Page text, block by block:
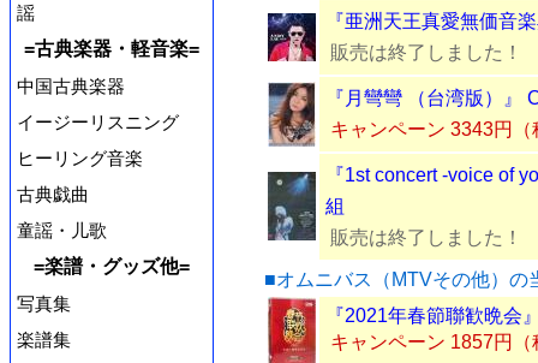
謡
=古典楽器・軽音楽=
中国古典楽器
イージーリスニング
ヒーリング音楽
古典戯曲
童謡・儿歌
=楽譜・グッズ他=
写真集
楽譜集
『亜洲天王真愛無価音
販売は終了しました！
『月彎彎 （台湾版）』
キャンペーン 3343円（
『1st concert -voice of
組
販売は終了しました！
■オムニバス（MTVその他）の
『2021年春節聯歓晩会
キャンペーン 1857円（